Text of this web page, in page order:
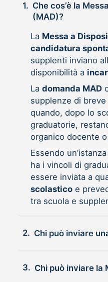
1. Che cos’è la Messa a
(MAD)?
La Messa a
candidatura
supplenti inviano
disponibilità a
La domanda MAD
supplenze di
quando, dopo lo
graduatorie,
organico docente o
Essendo
ha i vincoli di
essere inviata a
scolasticoe
tra scuola e
2.
3. Chi può inviare la